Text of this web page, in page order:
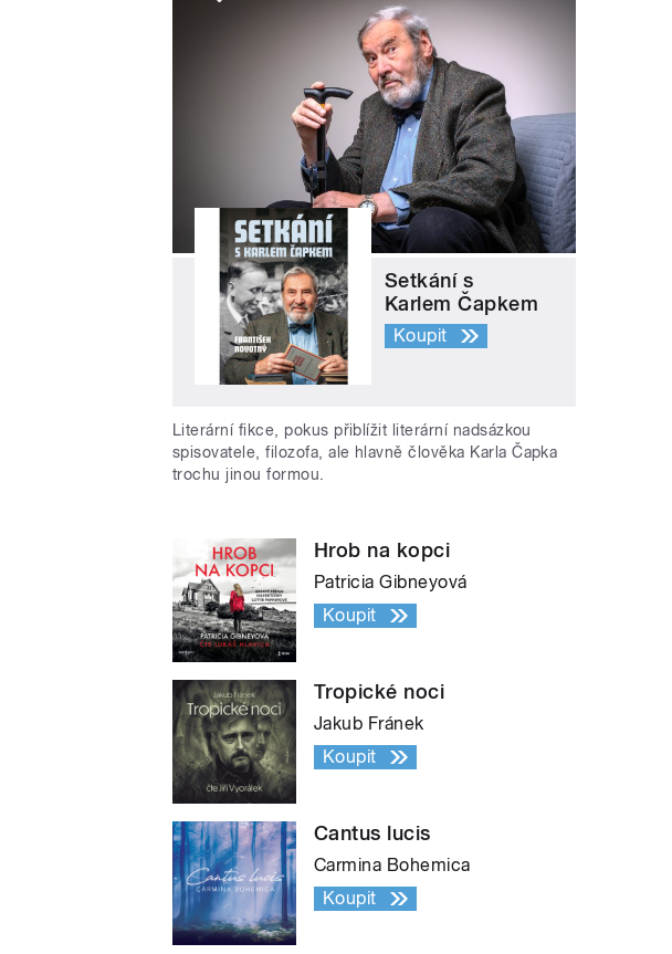
Setkání s
Karlem Čapkem
Koupit
Literární fikce, pokus přiblížit literární nadsázkou
spisovatele, filozofa, ale hlavně člověka Karla Čapka
trochu jinou formou.
Hrob na kopci
Patricia Gibneyová
Koupit
Tropické noci
Jakub Fránek
Koupit
Cantus lucis
Carmina Bohemica
Koupit